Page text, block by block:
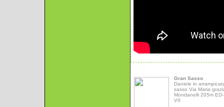
Gran Sasso
Daniele in
sasso Via Maria
Mondanelli 205m
VII